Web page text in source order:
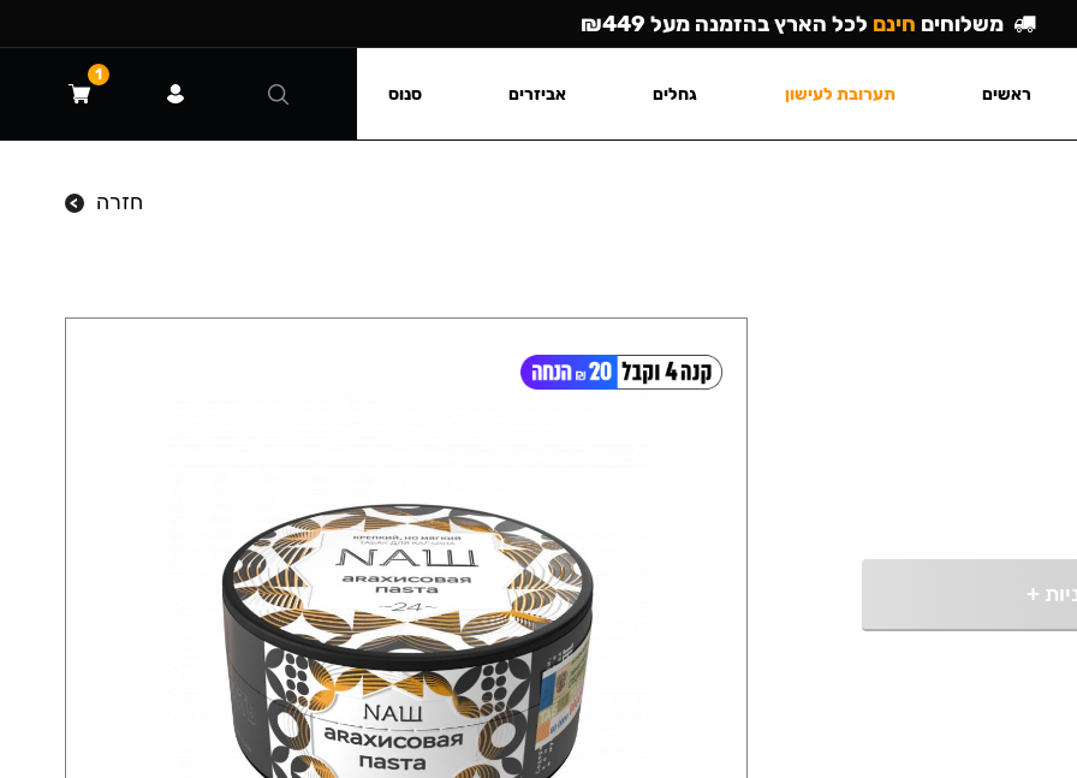
חזרה
+
משלוחים חינם לכל הארץ בהזמנה מעל ₪449
ראשים תערובת לעישון גחלים אביזרים סנוס
1